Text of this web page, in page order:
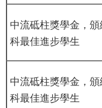
中流砥柱獎學金，頒
科最佳進步學生
中流砥柱獎學金，頒
科最佳進步學生